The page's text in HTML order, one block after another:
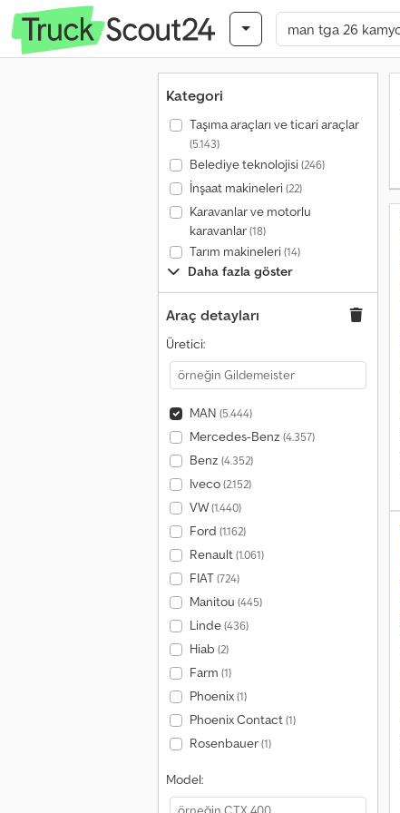
Kategori
Taşıma araçları ve ticari araçlar
(5.143)
Belediye teknolojisi(246)
İnşaat makineleri(22)
Karavanlar ve motorlu
karavanlar(18)
Tarım makineleri(14)
Daha fazla göster
Araç detayları
Üretici:
MAN (5.444)
Mercedes-Benz (4.357)
Benz (4.352)
Iveco(2.152)
VW(1.440)
Ford (1.162)
Renault(1.061)
FIAT(724)
Manitou (445)
Linde(436)
Hiab (2)
Farm (1)
Phoenix(1)
Phoenix Contact(1)
Rosenbauer(1)
Model: